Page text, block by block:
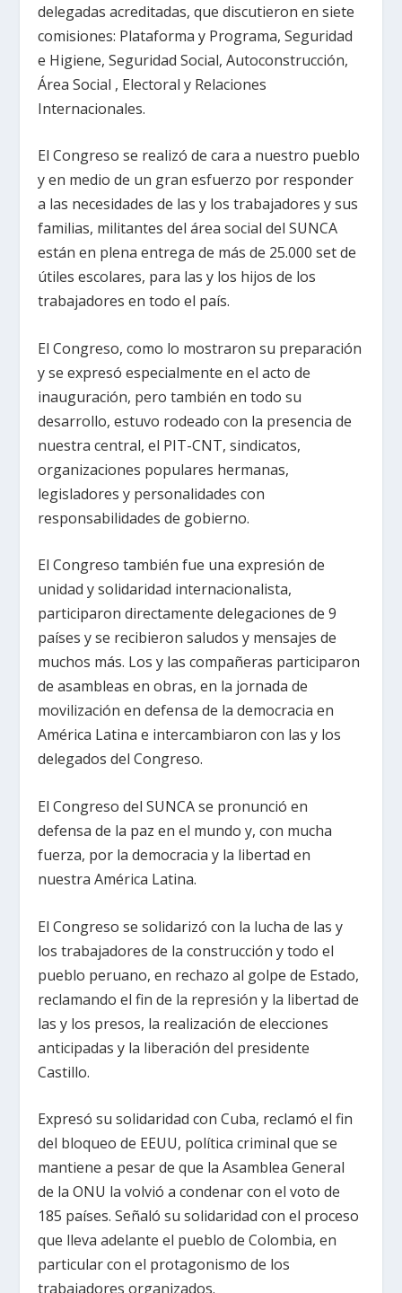
delegadas acreditadas, que discutieron en siete
comisiones: Plataforma y Programa, Seguridad
e Higiene, Seguridad Social, Autoconstrucción,
Área Social , Electoral y Relaciones
Internacionales.
El Congreso se realizó de cara a nuestro pueblo
y en medio de un gran esfuerzo por responder
a las necesidades de las y los trabajadores y sus
familias, militantes del área social del SUNCA
están en plena entrega de más de 25.000 set de
útiles escolares, para las y los hijos de los
trabajadores en todo el país.
El Congreso, como lo mostraron su preparación
y se expresó especialmente en el acto de
inauguración, pero también en todo su
desarrollo, estuvo rodeado con la presencia de
nuestra central, el PIT-CNT, sindicatos,
organizaciones populares hermanas,
legisladores y personalidades con
responsabilidades de gobierno.
El Congreso también fue una expresión de
unidad y solidaridad internacionalista,
participaron directamente delegaciones de 9
países y se recibieron saludos y mensajes de
muchos más. Los y las compañeras participaron
de asambleas en obras, en la jornada de
movilización en defensa de la democracia en
América Latina e intercambiaron con las y los
delegados del Congreso.
El Congreso del SUNCA se pronunció en
defensa de la paz en el mundo y, con mucha
fuerza, por la democracia y la libertad en
nuestra América Latina.
El Congreso se solidarizó con la lucha de las y
los trabajadores de la construcción y todo el
pueblo peruano, en rechazo al golpe de Estado,
reclamando el fin de la represión y la libertad de
las y los presos, la realización de elecciones
anticipadas y la liberación del presidente
Castillo.
Expresó su solidaridad con Cuba, reclamó el fin
del bloqueo de EEUU, política criminal que se
mantiene a pesar de que la Asamblea General
de la ONU la volvió a condenar con el voto de
185 países. Señaló su solidaridad con el proceso
que lleva adelante el pueblo de Colombia, en
particular con el protagonismo de los
trabajadores organizados.